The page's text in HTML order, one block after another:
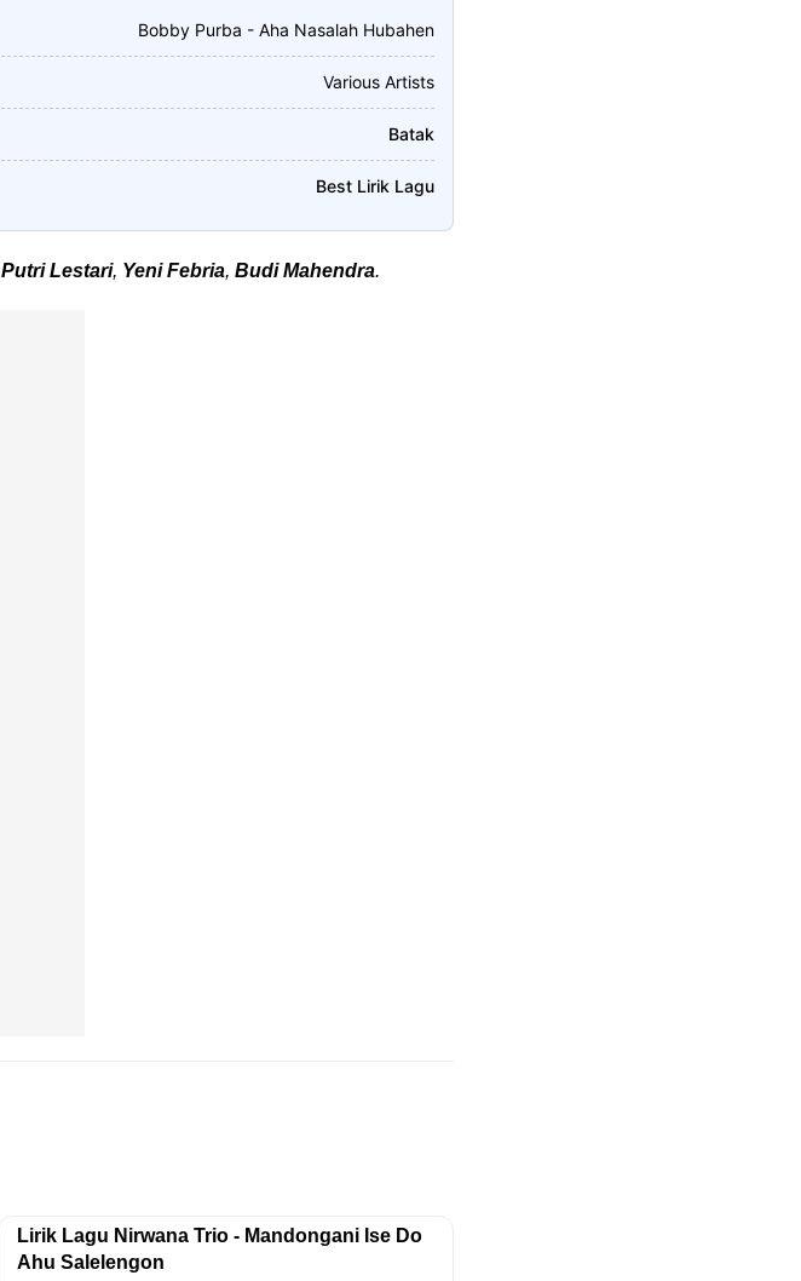
Bobby Purba - Aha Nasalah Hubahen
Various Artists
Batak
Best Lirik Lagu
Putri Lestari, Yeni Febria, Budi Mahendra.
Lirik Lagu Nirwana Trio - Mandongani Ise Do
Ahu Salelengon